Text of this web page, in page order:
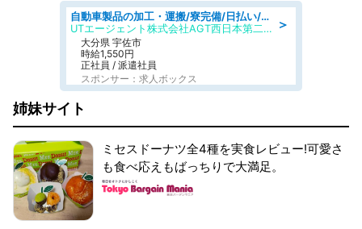
＞
自動車製品の加工・運搬/寮完備/日払い/工場・製造
UTエージェント株式会社AGT西日本第二CU
大分県 宇佐市
時給1,550円
正社員 / 派遣社員
スポンサー：求人ボックス
姉妹サイト
ミセスドーナツ全4種を実食レビュー!可愛さ
も食べ応えもばっちりで大満足。